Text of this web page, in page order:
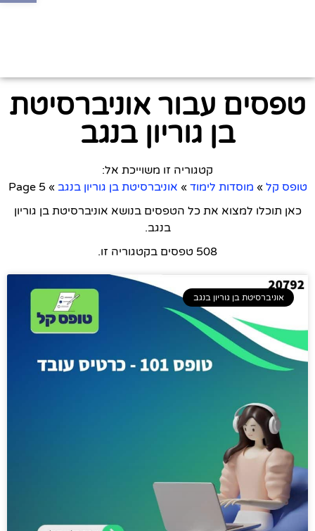
טפסים עבור אוניברסיטת
בן גוריון בנגב
קטגוריה זו משוייכת אל:
טופס קל » מוסדות לימוד » אוניברסיטת בן גוריון בנגב »
Page 5
כאן תוכלו למצוא את כל הטפסים בנושא אוניברסיטת בן גוריון
בנגב.
508 טפסים בקטגוריה זו.
אוניברסיטת בן גוריון בנגב